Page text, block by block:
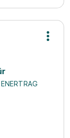
ENERTRAG